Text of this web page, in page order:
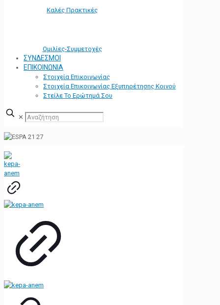
Καλές Πρακτικές
Ομιλίες-Συμμετοχές
ΣΥΝΔΕΣΜΟΙ
ΕΠΙΚΟΙΝΩΝΙΑ
Στοιχεία Επικοινωνίας
Στοιχεία Επικοινωνίας Εξυπηρέτησης Κοινού
Στείλε Το Ερώτημά Σου
✕